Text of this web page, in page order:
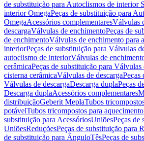
de substituição para Autoclismos de interior
interior OmegaPeças de substituição para
OmegaAcessórios complementaresVálvulas
descargaVálvulas de enchimentoPeças de
de enchimentoVálvulas de enchimento para
interiorPeças de substituição para Válvulas
autoclismo de interiorVálvulas de
cerâmicaPeças de substituição para Válvulas
cisterna cerâmicaVálvulas de descargaPeças
Válvulas de descargaDescarga duplaPeças
Descarga duplaAcessórios complementares
distribuiçãoGeberit MeplaTubos
potávelTubos tricompostos para aquecimento
substituição para AcessóriosUniõesPeças de
UniõesReduçõesPeças de substituição para
de substituição para ÂnguloTêsPeças de